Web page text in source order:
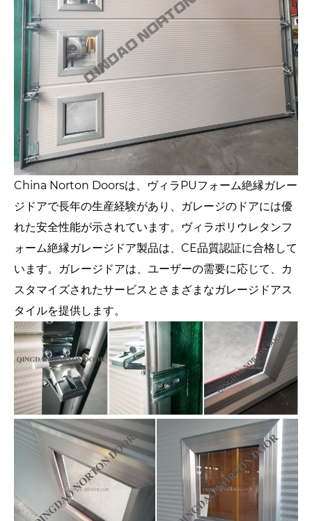
China Norton Doorsは、ヴィラPUフォーム絶縁ガレー
ジドアで長年の生産経験があり、ガレージのドアには優
れた安全性能が示されています。ヴィラポリウレタンフ
ォーム絶縁ガレージドア製品は、CE品質認証に合格して
います。ガレージドアは、ユーザーの需要に応じて、カ
スタマイズされたサービスとさまざまなガレージドアス
タイルを提供します。